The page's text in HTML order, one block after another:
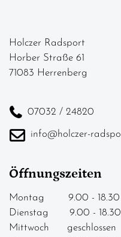
Holczer Radsport
Horber Straße 61
71083 Herrenberg
07032 / 24820
info@holczer-
Öffnungszeiten
Montag 9.00 - 18.30
Dienstag 9.00 - 18.30
Mittwoch geschlossen